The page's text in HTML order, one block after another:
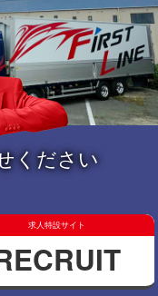
ください
求人特設サイト